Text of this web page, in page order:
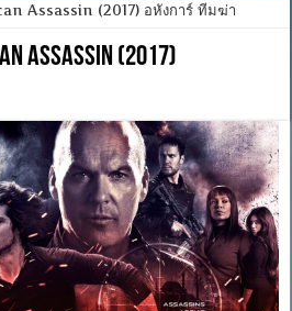
Assassin (2017) อหังการ์ ทีมฆ่า
Assassin (2017)